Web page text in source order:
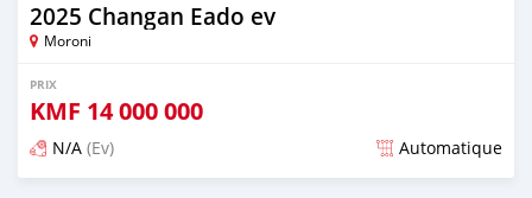
2025 Changan Eado ev
Moroni
PRIX
KMF 14 000 000
N/A (Ev) Automatique